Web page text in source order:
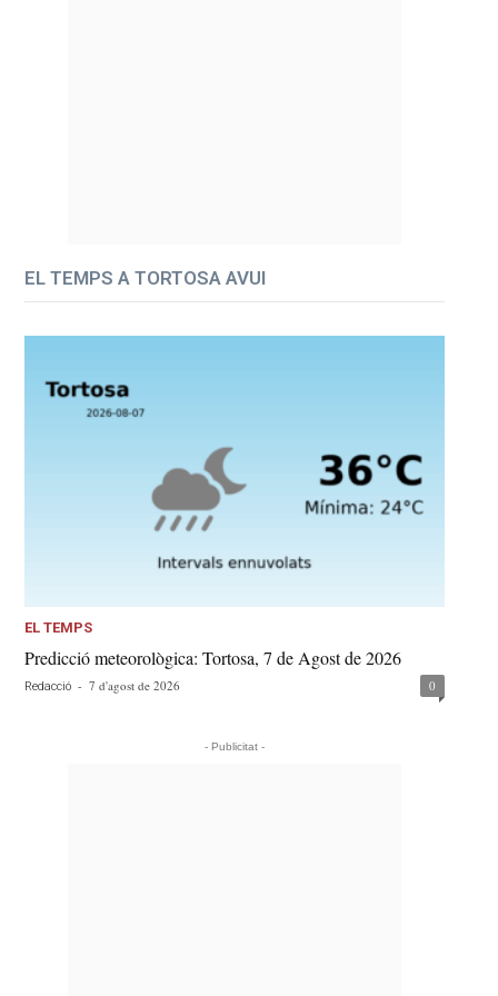
EL TEMPS A TORTOSA AVUI
EL TEMPS
Predicció meteorològica: Tortosa, 7 de Agost de 2026
Redacció - 7 d'agost de 2026 0
- Publicitat -